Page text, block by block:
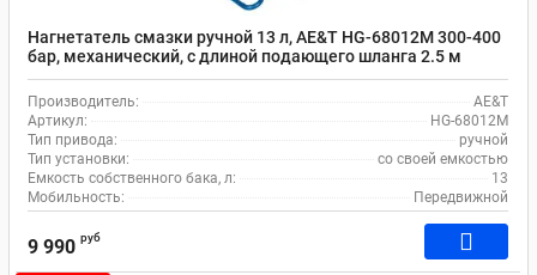
Нагнетатель смазки ручной 13 л, AE&T HG-68012M 300-400
бар, механический, с длиной подающего шланга 2.5 м
Производитель:
AE&T
Артикул:
HG-68012M
Тип привода:
ручной
Тип установки:
со своей емкостью
Емкость собственного бака, л:
13
Мобильность:
Передвижной
9 990 руб